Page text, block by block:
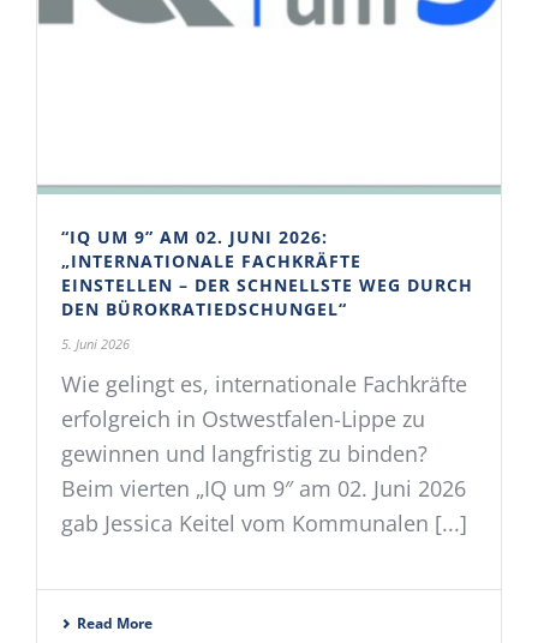
“IQ UM 9” AM 02. JUNI 2026:
„INTERNATIONALE FACHKRÄFTE
EINSTELLEN – DER SCHNELLSTE WEG DURCH
DEN BÜROKRATIEDSCHUNGEL“
5. Juni 2026
Wie gelingt es, internationale Fachkräfte
erfolgreich in Ostwestfalen-Lippe zu
gewinnen und langfristig zu binden?
Beim vierten „IQ um 9″ am 02. Juni 2026
gab Jessica Keitel vom Kommunalen [...]
Read More